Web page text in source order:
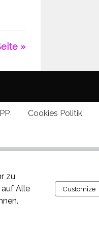
»
Cookies Politik
zu
auf Alle
Customize